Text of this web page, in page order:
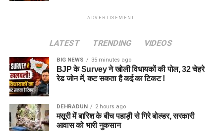
ADVERTISEMENT
LATEST TRENDING VIDEOS
BIG NEWS 35 minutes ago
BJP के Survey ने खोली विधायकों की पोल, 32 चेहरे
रेड जोन में, कट सकता है कई का टिकट !
DEHRADUN 2 hours ago
मसूरी में बारिश के बीच पहाड़ी से गिरे बोल्डर, सरकारी
आवास को भारी नुकसान